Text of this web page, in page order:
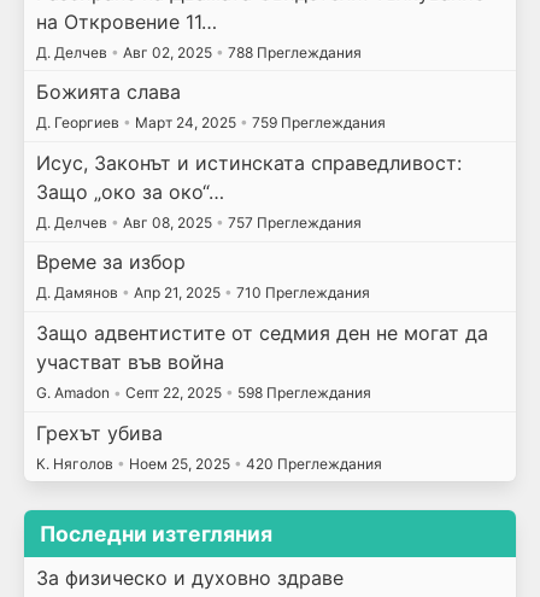
на Откровение 11…
Д. Делчев • Авг 02, 2025 • 788 Преглеждания
Божията слава
Д. Георгиев • Март 24, 2025 • 759 Преглеждания
Исус, Законът и истинската справедливост:
Защо „око за око“…
Д. Делчев • Авг 08, 2025 • 757 Преглеждания
Време за избор
Д. Дамянов • Апр 21, 2025 • 710 Преглеждания
Защо адвентистите от седмия ден не могат да
участват във война
G. Amadon • Септ 22, 2025 • 598 Преглеждания
Грехът убива
К. Няголов • Ноем 25, 2025 • 420 Преглеждания
Последни изтегляния
За физическо и духовно здраве